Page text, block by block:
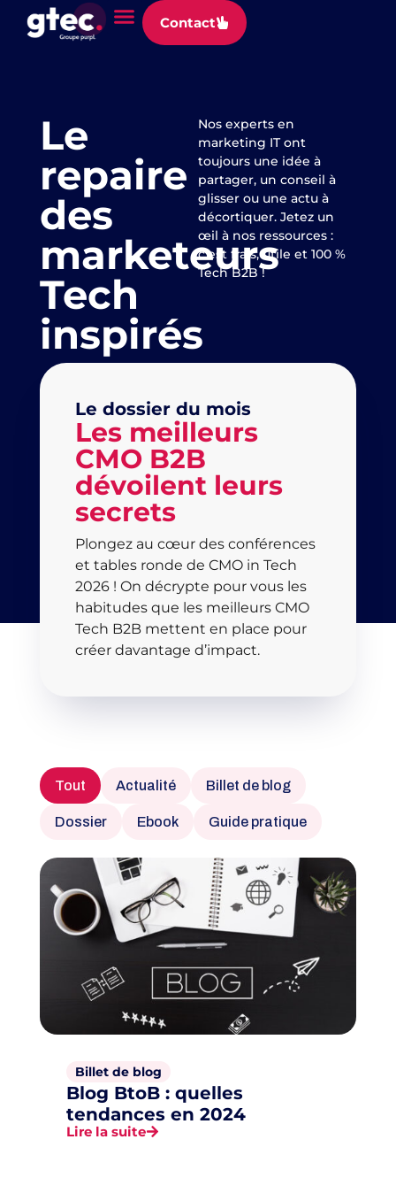
Panneau de gestion des cookies
Contact
Le
repaire
des
marketeurs
Tech
inspirés
Nos experts en
marketing IT ont
toujours une idée à
partager, un conseil à
glisser ou une actu à
décortiquer. Jetez un
œil à nos ressources :
c’est frais, utile et 100 %
Tech B2B !
Le dossier du mois
Les meilleurs
CMO B2B
dévoilent leurs
secrets
Plongez au cœur des conférences
et tables ronde de CMO in Tech
2026 ! On décrypte pour vous les
habitudes que les meilleurs CMO
Tech B2B mettent en place pour
créer davantage d’impact.
Actualité Billet de blog
Dossier Ebook Guide pratique
Tout
Billet de blog
Blog BtoB : quelles
tendances en 2024
Lire la suite